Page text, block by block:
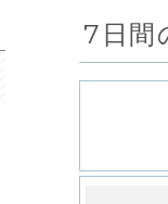
7日間